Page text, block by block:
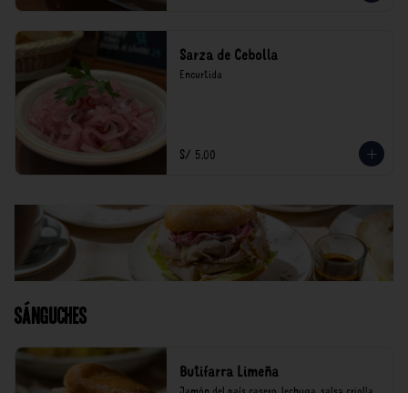
Sarza de Cebolla
Encurtida
S/ 5.00
Sánguches
Butifarra Limeña